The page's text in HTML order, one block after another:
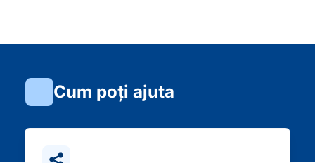
Cum poți ajuta